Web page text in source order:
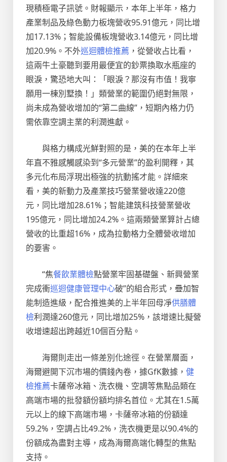
現積極電子訊號。財報顯示，本年上半年，格力
產業制品及綠色動力板塊營收95.91億元，同比增
加17.13%；智能設備板塊營收3.14億元，同比增
加20.9%。不外巡迴體檢推薦 ，從營收占比看，
這兩牛土豪聽到要用最便宜的鈔票換取水瓶座的
眼淚，驚恐地大叫：「眼淚？那沒有市值！我寧
願用一棟別墅換！」類營業的範圍仍絕對無限，
尚未成為營收增加的“第二曲線”，短期內格力仍
需依靠空調主業的利潤進獻。
與格力構成光鮮對照的是，美的在本年上半
年直不雅感觸感染到“多元營業”的盈利開釋，其
多元化布局浮現出極強的抗動搖才能。詳細來
看，美的新動力及產業技巧營業營收達220億
元，同比增加28.61%；智能建筑科技營業營收
195億元，同比增加24.2%。這兩類營業算計占總
營收的比重超16%，成為拉動格力全體營收增加
的要害。
“焦餐飲業體檢點營業牢固基礎盤、新興營業
完成衝巡迴健康管理中心破”的組合形式，疊加智
能制造進級，配合推進美的上半年回母凈供膳體
檢利潤達260億元，同比增加25%，該增速比擬營
收增速超出跨越近10個百分點。
海爾則走出一條差別化途徑。在營業層面，
海爾避開下沉市場的價錢內卷，據GfK數據， 健
檢推薦卡薩帝冰箱、洗衣機、空調等焦點品類在
高端市場的批發額份額均排名首位。尤其在1.5萬
元以上的線下高端市場，卡薩帝冰箱的份額達
59.2%，空調占比49.2%，洗衣機更是以90.4%的
份額成為盡對主導，成為海爾高端化轉型的焦點
支持。